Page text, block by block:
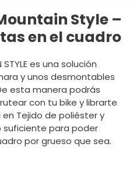
Style –
en el cuadro
STYLE es una solución
y unos desmontables
esta manera podrás
con tu bike y librarte
Tejido de poliéster y
suficiente para poder
por grueso que sea.